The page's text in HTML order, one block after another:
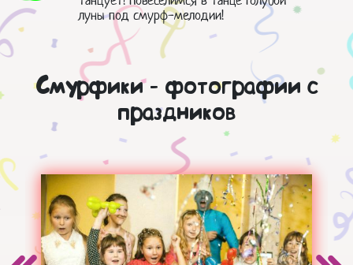
луны под смурф-мелодии!
Смурфики - фотографии с
праздников